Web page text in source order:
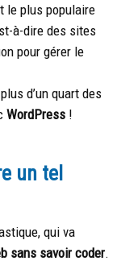
le plus populaire
à-dire des sites
pour gérer le
d’un quart des
WordPress !
un tel
qui va
sans savoir coder.